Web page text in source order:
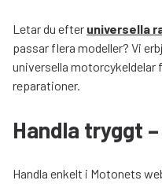
Letar du efter universella
passar flera modeller? Vi
universella motorcykeldelar
reparationer.
Handla tryggt
Handla enkelt i Motonets